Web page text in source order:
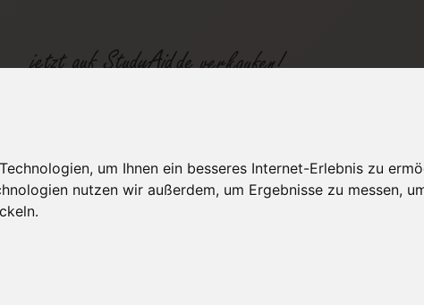
um Ihnen ein besseres Internet-Erlebnis zu
nutzen wir außerdem, um Ergebnisse zu messen,
Kategorien Studiengänge / Lehrgänge